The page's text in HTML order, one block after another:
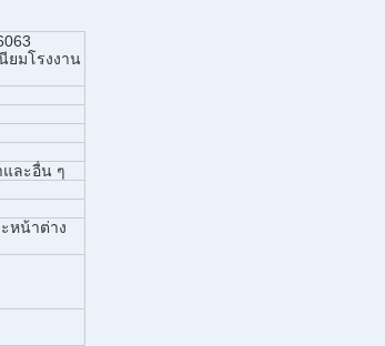
ยมโรงงาน
และอื่น ๆ
หน้าต่าง